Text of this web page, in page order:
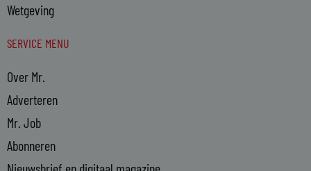
Wetgeving
SERVICE MENU
Over Mr.
Adverteren
Mr. Job
Abonneren